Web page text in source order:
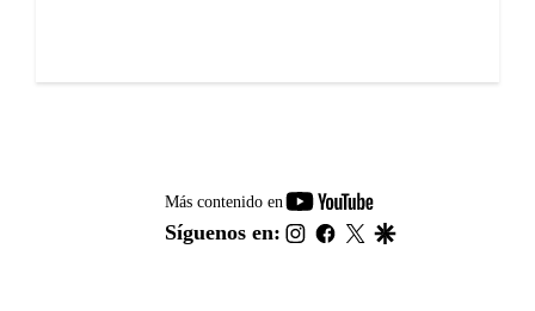
Más contenido en
youtube-
footer
Síguenos en: instagram
facebook
twitter